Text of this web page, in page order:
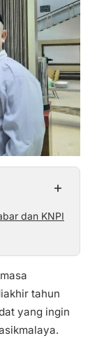
+
dan KNPI
tahun
yang ingin